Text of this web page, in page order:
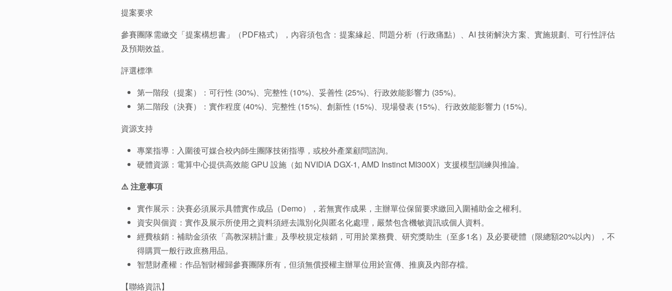
提案要求
參賽團隊需繳交「提案構想書」（PDF格式），內容須包含：提案緣起、問題分析（行政痛點）、AI 技術解決方案、實施規劃、可行性評估
及預期效益。
評選標準
第一階段（提案）：可行性 (30%)、完整性 (10%)、妥善性 (25%)、行政效能影響力 (35%)。
第二階段（決賽）：實作程度 (40%)、完整性 (15%)、創新性 (15%)、現場發表 (15%)、行政效能影響力 (15%)。
資源支持
專業指導：入圍後可媒合校內師生團隊技術指導，或校外產業顧問諮詢。
硬體資源：電算中心提供高效能 GPU 設施（如 NVIDIA DGX-1, AMD Instinct MI300X）支援模型訓練與推論。
⚠️ 注意事項
實作展示：決賽必須展示具體實作成品（Demo），若無實作成果，主辦單位保留要求繳回入圍補助金之權利。
資安與個資：實作及展示所使用之資料須經去識別化與匿名化處理，嚴禁包含機敏資訊或個人資料。
經費核銷：補助金須依「高教深耕計畫」及學校規定核銷，可用於業務費、研究獎助生（至多1名）及必要硬體（限總額20%以內），不
得購買一般行政庶務用品。
智慧財產權：作品智財權歸參賽團隊所有，但須無償授權主辦單位用於宣傳、推廣及內部存檔。
【聯絡資訊】